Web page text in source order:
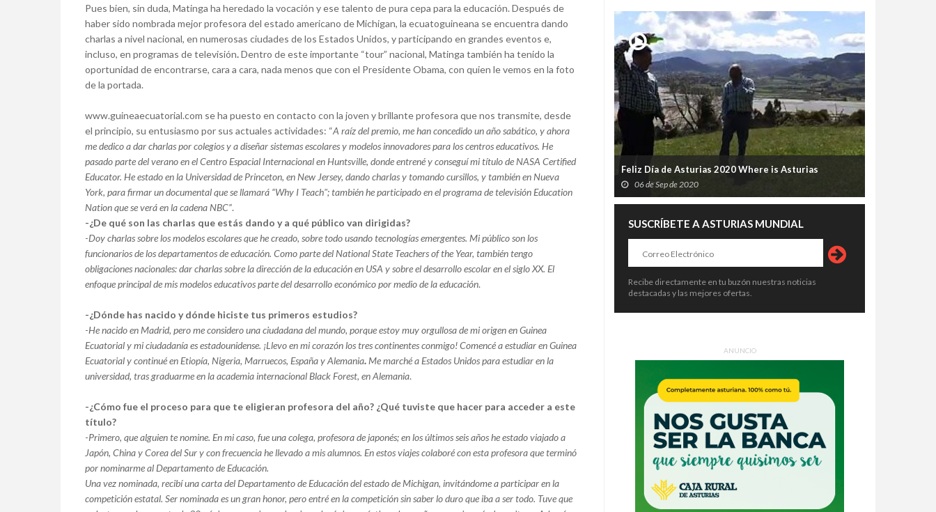
Pues bien, sin duda, Matinga ha heredado la vocación y ese talento de pura cepa para la educación. Después de
haber sido nombrada mejor profesora del estado americano de Michigan, la ecuatoguineana se encuentra dando
charlas a nivel nacional, en numerosas ciudades de los Estados Unidos, y participando en grandes eventos e,
incluso, en programas de televisión.Dentro de este importante “tour” nacional, Matinga también ha tenido la
oportunidad de encontrarse, cara a cara, nada menos que con el Presidente Obama, con quien le vemos en la foto
de la portada.
www.guineaecuatorial.com se ha puesto en contacto con la joven y brillante profesora que nos transmite, desde
el principio, su entusiasmo por sus actuales actividades: “A raíz del premio, me han concedido un año sabático, y ahora
me dedico a dar charlas por colegios y a diseñar sistemas escolares y modelos innovadores para los centros educativos. He
pasado parte del verano en elCentro Espacial Internacional en Huntsville, donde entrené y conseguí mi título de NASA Certified
Educator. He estado en la Universidad de Princeton, en New Jersey, dando charlas y tomando cursillos, y también en Nueva
York, para firmar un documental que se llamará “Why I Teach"; también he participado en el programa de televisión Education
Nation que se verá en la cadena NBC”.
-¿De qué son las charlas que estás dando y a qué público van dirigidas?
-Doy charlas sobre los modelos escolares que he creado, sobre todo usando tecnologías emergentes. Mi público son los
funcionarios de los departamentos de educación. Como parte del National State Teachers of the Year, también tengo
obligaciones nacionales: dar charlas sobre la dirección de la educación en USA y sobre el desarrollo escolar en el siglo XX. El
enfoque principal de mis modelos educativos parte del desarrollo económico por medio de la educación.
-¿Dónde has nacido y dónde hiciste tus primeros estudios?
-He nacido en Madrid, pero me considero una ciudadana del mundo, porque estoy muy orgullosa de mi origen en Guinea
Ecuatorial y mi ciudadanía es estadounidense. ¡Llevo en mi corazón los tres continentes conmigo! Comencé a estudiar en Guinea
Ecuatorial y continué en Etiopía, Nigeria, Marruecos, España y Alemania.Me marché a Estados Unidos para estudiar en la
universidad, tras graduarme en la academia internacional Black Forest, en Alemania.
-¿Cómo fue el proceso para que te eligieran profesora del año? ¿Qué tuviste que hacer para acceder a este
título?
-Primero, que alguien te nomine. En mi caso, fue una colega, profesora de japonés; en los últimos seis años he estado viajado a
Japón, China y Corea del Sur y con frecuencia he llevado a mis alumnos. En estos viajes colaboré con esta profesora que terminó
por nominarme al Departamento de Educación.
Una vez nominada, recibí una carta del Departamento de Educación del estado de Michigan, invitándome a participar en la
competición estatal. Ser nominada es un gran honor, pero entré en la competición sin saber lo duro que iba a ser todo. Tuve que
Feliz Día de Asturias 2020 Where is Asturias
06 de Sep de 2020
SUSCRÍBETE A ASTURIAS MUNDIAL
Recibe directamente en tu buzón nuestras noticias
destacadas y las mejores ofertas.
ANUNCIO